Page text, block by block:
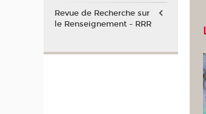
Revue de Recherche sur
le Renseignement - RRR